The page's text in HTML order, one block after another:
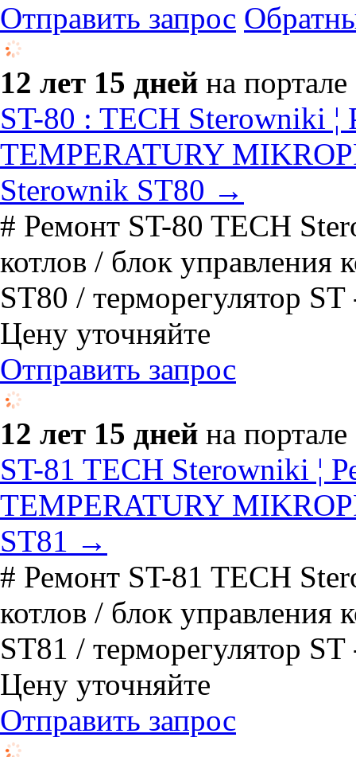
Отправить запрос
12 лет 15 дней на портале
ST-80 : TECH Sterowniki
TEMPERATURY
Sterownik ST80 →
# Ремонт ST-80 TECH
котлов / блок управления
ST80 / терморегулятор
Цену уточняйте
Отправить запрос
12 лет 15 дней на портале
ST-81 TECH Sterowniki ¦
TEMPERATURY
ST81 →
# Ремонт ST-81 TECH
котлов / блок управления
ST81 / терморегулятор
Цену уточняйте
Отправить запрос